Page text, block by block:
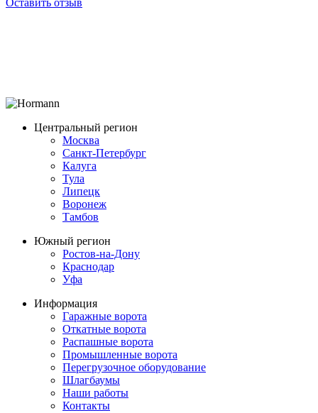
Оставить отзыв
Центральный регион
Москва
Санкт-Петербург
Калуга
Тула
Липецк
Воронеж
Тамбов
Южный регион
Ростов-на-Дону
Краснодар
Уфа
Информация
Гаражные ворота
Откатные ворота
Распашные ворота
Промышленные ворота
Перегрузочное оборудование
Шлагбаумы
Наши работы
Контакты